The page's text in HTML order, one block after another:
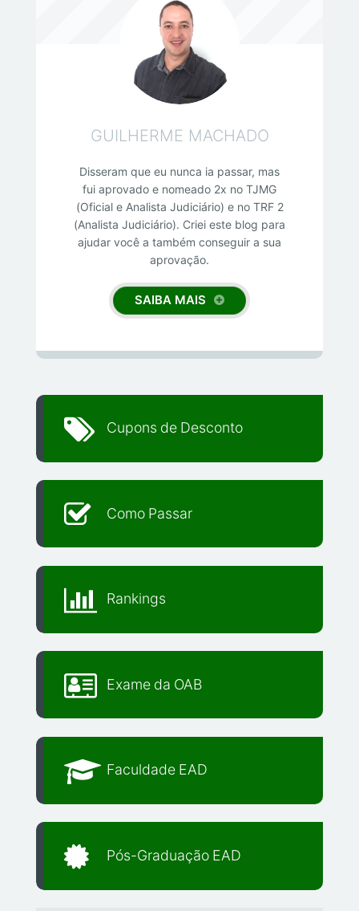
GUILHERME MACHADO
Disseram que eu nunca ia passar, mas
fui aprovado e nomeado 2x no TJMG
(Oficial e Analista Judiciário) e no TRF 2
(Analista Judiciário). Criei este blog para
ajudar você a também conseguir a sua
aprovação.
SAIBA MAIS
Cupons de Desconto
Como Passar
Rankings
Exame da OAB
Faculdade EAD
Pós-Graduação EAD